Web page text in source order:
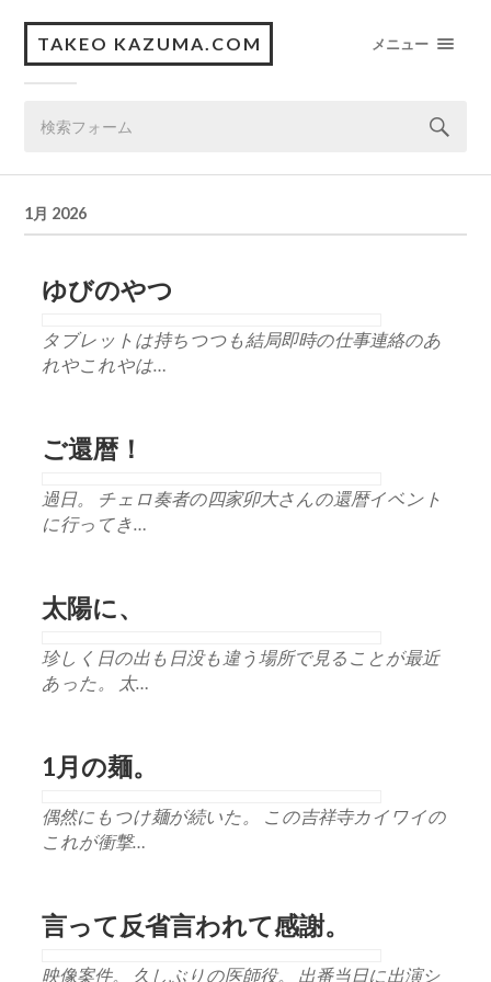
TAKEO KAZUMA.COM メニュー
1月 2026
ゆびのやつ
タブレットは持ちつつも結局即時の仕事連絡のあ
れやこれやは…
ご還暦！
過日。 チェロ奏者の四家卯大さんの還暦イベント
に行ってき…
太陽に、
珍しく日の出も日没も違う場所で見ることが最近
あった。 太…
1月の麺。
偶然にもつけ麺が続いた。 この吉祥寺カイワイの
これが衝撃…
言って反省言われて感謝。
映像案件。 久しぶりの医師役。 出番当日に出演シ